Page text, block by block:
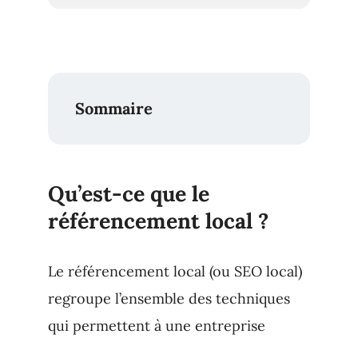
Sommaire
Qu’est-ce que le
référencement local ?
Le référencement local (ou SEO local)
regroupe l’ensemble des techniques
qui permettent à une entreprise